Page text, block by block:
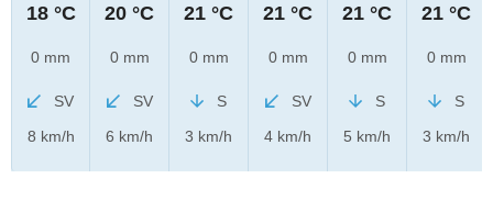
18 °C
0 mm
SV
8 km/h
20 °C
0 mm
SV
6 km/h
21 °C
0 mm
S
3 km/h
21 °C
0 mm
SV
4 km/h
21 °C
0 mm
S
5 km/h
21 °C
0 mm
S
3 km/h